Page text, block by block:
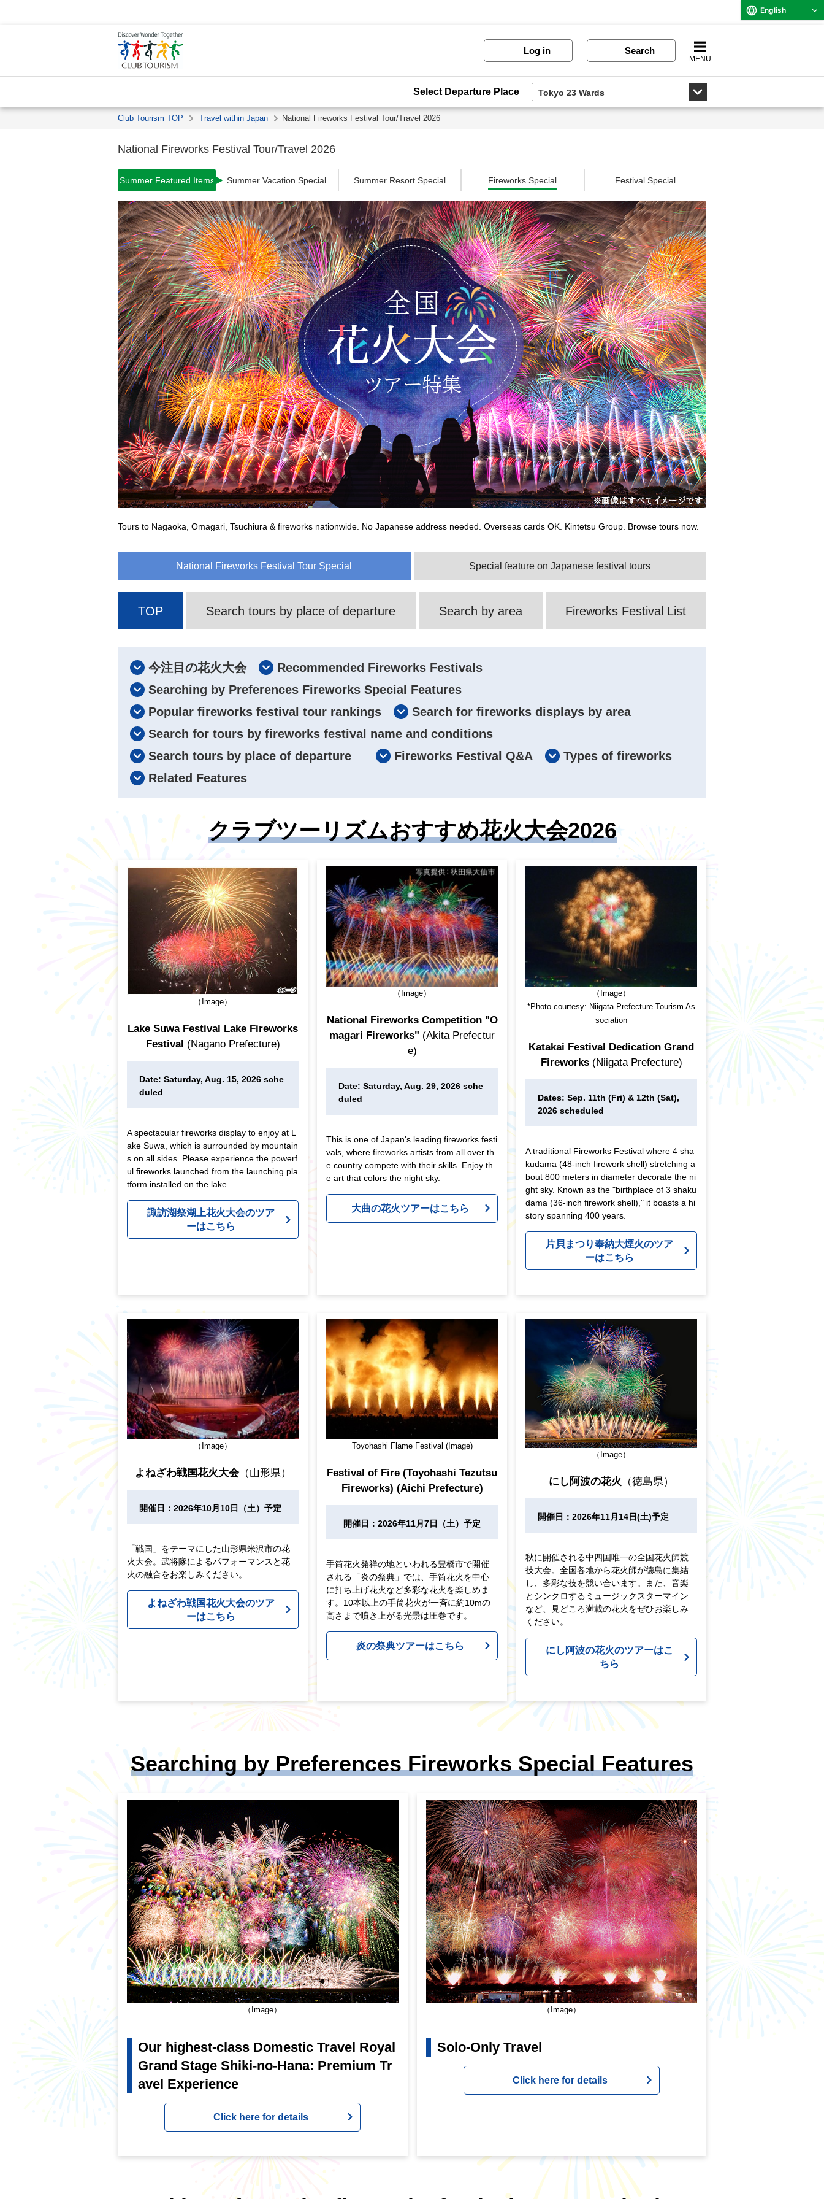
English
Log in Search
MENU
Select Departure Place
Club Tourism TOP Travel within Japan National Fireworks Festival Tour/Travel 2026
National Fireworks Festival Tour/Travel 2026
Summer Featured Items Summer Vacation Special Summer Resort Special Fireworks Special Festival Special
Tours to Nagaoka, Omagari, Tsuchiura & fireworks nationwide. No Japanese address needed. Overseas cards OK. Kintetsu Group. Browse tours now.
National Fireworks Festival Tour Special Special feature on Japanese festival tours
TOP Search tours by place of departure Search by area Fireworks Festival List
今注目の花火大会
Recommended Fireworks Festivals
Searching by Preferences Fireworks Special Features
Popular fireworks festival tour rankings
Search for fireworks displays by area
Search for tours by fireworks festival name and conditions
Search tours by place of departure
Fireworks Festival Q&A
Types of fireworks
Related Features
クラブツーリズムおすすめ花火大会2026
（Image）
Lake Suwa Festival Lake Fireworks
Festival (Nagano Prefecture)
Date: Saturday, Aug. 15, 2026 sche
duled
A spectacular fireworks display to enjoy at L
ake Suwa, which is surrounded by mountain
s on all sides. Please experience the powerf
ul fireworks launched from the launching pla
tform installed on the lake.
諏訪湖祭湖上花火大会のツア
ーはこちら
（Image）
National Fireworks Competition "O
magari Fireworks" (Akita Prefectur
e)
Date: Saturday, Aug. 29, 2026 sche
duled
This is one of Japan's leading fireworks festi
vals, where fireworks artists from all over th
e country compete with their skills. Enjoy th
e art that colors the night sky.
大曲の花火ツアーはこちら
（Image）
*Photo courtesy: Niigata Prefecture Tourism As
sociation
Katakai Festival Dedication Grand
Fireworks(Niigata Prefecture)
Dates: Sep. 11th (Fri) & 12th (Sat),
2026 scheduled
A traditional Fireworks Festival where 4 sha
kudama (48-inch firework shell) stretching a
bout 800 meters in diameter decorate the ni
ght sky. Known as the "birthplace of 3 shaku
dama (36-inch firework shell)," it boasts a hi
story spanning 400 years.
片貝まつり奉納大煙火のツア
ーはこちら
（Image）
よねざわ戦国花火大会（山形県）
開催日：2026年10月10日（土）予定
「戦国」をテーマにした山形県米沢市の花
火大会。武将隊によるパフォーマンスと花
火の融合をお楽しみください。
よねざわ戦国花火大会のツア
ーはこちら
Toyohashi Flame Festival (Image)
Festival of Fire (Toyohashi Tezutsu
Fireworks) (Aichi Prefecture)
開催日：2026年11月7日（土）予定
手筒花火発祥の地といわれる豊橋市で開催
される「炎の祭典」では、手筒花火を中心
に打ち上げ花火など多彩な花火を楽しめま
す。10本以上の手筒花火が一斉に約10mの
高さまで噴き上がる光景は圧巻です。
炎の祭典ツアーはこちら
（Image）
にし阿波の花火 （徳島県）
開催日：2026年11月14日(土)予定
秋に開催される中四国唯一の全国花火師競
技大会。全国各地から花火師が徳島に集結
し、多彩な技を競い合います。また、音楽
とシンクロするミュージックスターマイン
など、見どころ満載の花火をぜひお楽しみ
ください。
にし阿波の花火のツアーはこ
ちら
Searching by Preferences Fireworks Special Features
（Image）
Our highest-class Domestic Travel Royal
Grand Stage Shiki-no-Hana: Premium Tr
avel Experience
Click here for details
（Image）
Solo-Only Travel
Click here for details